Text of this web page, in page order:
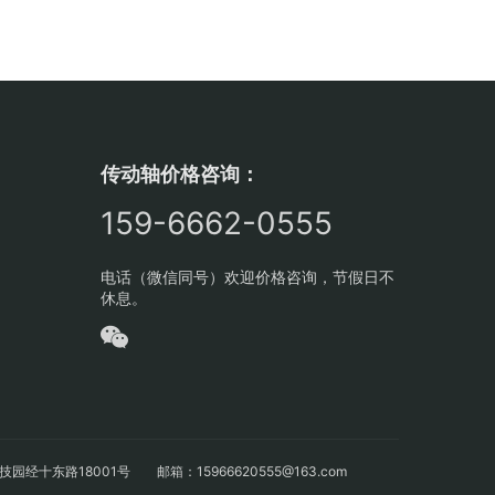
传动轴价格咨询：
159-6662-0555
电话（微信同号）欢迎价格咨询，节假日不
休息。
技园经十东路18001号 邮箱：15966620555@163.com